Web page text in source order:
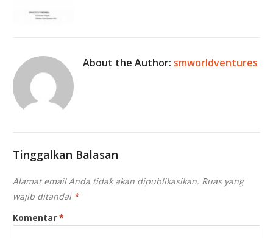
About the Author: smworldventures
Tinggalkan Balasan
Alamat email Anda tidak akan dipublikasikan. Ruas yang
wajib ditandai *
Komentar*